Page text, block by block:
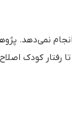
انجام نمی‌دهد.
رفتار کودک